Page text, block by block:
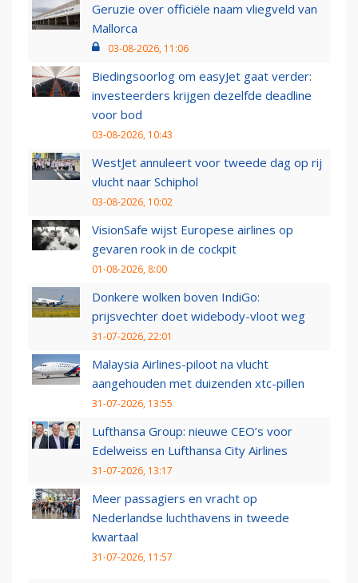
Geruzie over officiële naam vliegveld van
Mallorca
03-08-2026, 11:06
Biedingsoorlog om easyJet gaat verder:
investeerders krijgen dezelfde deadline
voor bod
03-08-2026, 10:43
WestJet annuleert voor tweede dag op rij
vlucht naar Schiphol
03-08-2026, 10:02
VisionSafe wijst Europese airlines op
gevaren rook in de cockpit
01-08-2026, 8:00
Donkere wolken boven IndiGo:
prijsvechter doet widebody-vloot weg
31-07-2026, 22:01
Malaysia Airlines-piloot na vlucht
aangehouden met duizenden xtc-pillen
31-07-2026, 13:55
Lufthansa Group: nieuwe CEO’s voor
Edelweiss en Lufthansa City Airlines
31-07-2026, 13:17
Meer passagiers en vracht op
Nederlandse luchthavens in tweede
kwartaal
31-07-2026, 11:57